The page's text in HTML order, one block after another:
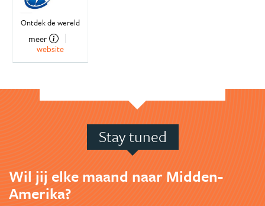
Ontdek de wereld
meer
website
Stay tuned
Wil jij elke maand naar Midden-
Amerika?